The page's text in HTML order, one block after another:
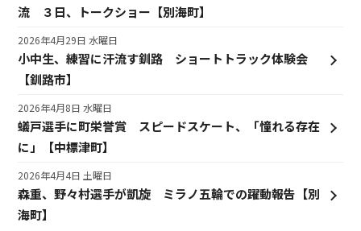
流 ３日、トークショー【別海町】
小中生、練習に汗流す釧路 ショートトラック体験会
【釧路市】
2026年4月29日 水曜日
蟻戸選手に町栄誉賞 スピードスケート、「憧れる存在
に」【中標津町】
2026年4月8日 水曜日
森重、野々村選手が凱旋 ミラノ五輪での躍動報告【別
海町】
2026年4月4日 土曜日